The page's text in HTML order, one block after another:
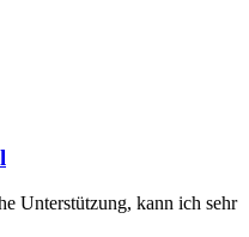
Unterstützung, kann ich sehr